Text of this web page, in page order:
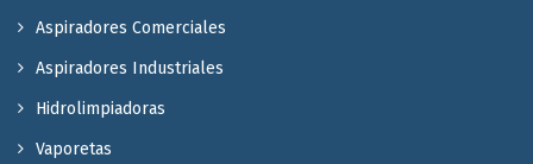
Aspiradores Comerciales
Aspiradores Industriales
Hidrolimpiadoras
Vaporetas